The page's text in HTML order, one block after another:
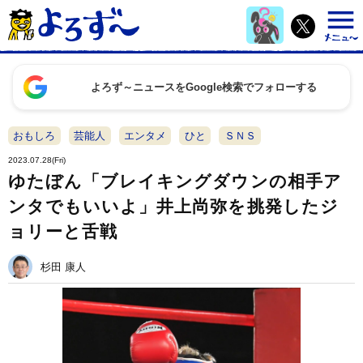
よろず～ニュースをGoogle検索でフォローする
おもしろ 芸能人 エンタメ ひと ＳＮＳ
2023.07.28(Fri)
ゆたぼん「ブレイキングダウンの相手ア
ンタでもいいよ」井上尚弥を挑発したジ
ョリーと舌戦
杉田 康人